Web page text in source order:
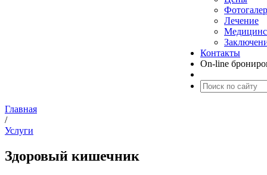
Лечение
Контакты
On-line
Главная
/
Услуги
Здоровый кишечник